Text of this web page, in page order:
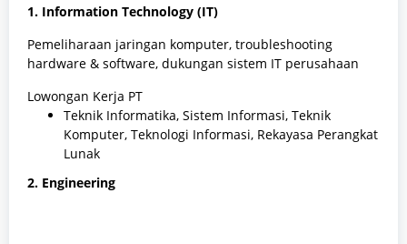
1. Information Technology (IT)
Pemeliharaan jaringan komputer, troubleshooting
hardware & software, dukungan sistem IT perusahaan
Lowongan Kerja PT
Teknik Informatika, Sistem Informasi, Teknik
Komputer, Teknologi Informasi, Rekayasa Perangkat
Lunak
2. Engineering